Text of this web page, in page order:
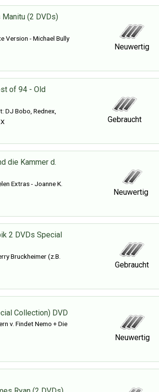
Manitu (2 DVDs)
Version - Michael Bully
Neuwertig
of 94 - Old
DJ Bobo, Rednex,
Gebraucht
die Kammer d.
Extras - Joanne K.
Neuwertig
2 DVDs Special
Bruckheimer (z.B.
Gebraucht
Collection) DVD
v. Findet Nemo + Die
Neuwertig